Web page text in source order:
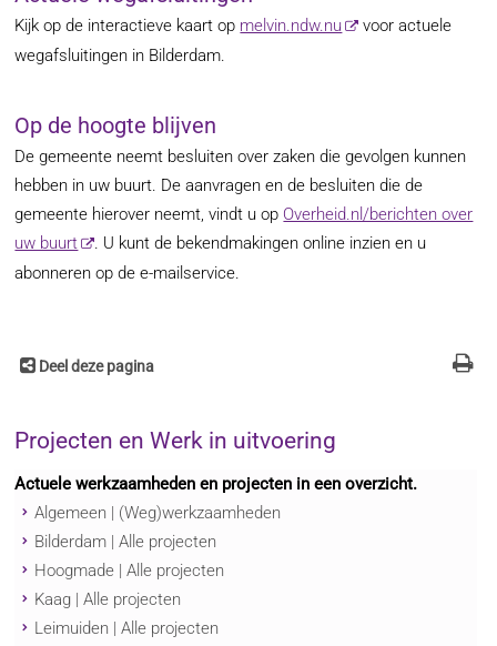
Kijk op de interactieve kaart op melvin.ndw.nu
voor actuele
wegafsluitingen in Bilderdam.
Op de hoogte blijven
De gemeente neemt besluiten over zaken die gevolgen kunnen
hebben in uw buurt. De aanvragen en de besluiten die de
gemeente hierover neemt, vindt u op Overheid.nl/berichten over
uw buurt
. U kunt de bekendmakingen online inzien en u
abonneren op de e-mailservice.
Deel deze pagina
Projecten en Werk in uitvoering
Actuele werkzaamheden en projecten in een overzicht.
Algemeen | (Weg)werkzaamheden
Bilderdam | Alle projecten
Hoogmade | Alle projecten
Kaag | Alle projecten
Leimuiden | Alle projecten